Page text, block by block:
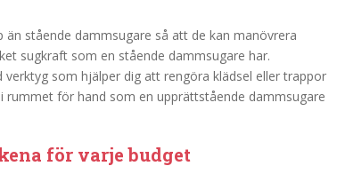
stående dammsugare så att de kan manövrera
sugkraft som en stående dammsugare har.
som hjälper dig att rengöra klädsel eller trappor
för hand som en upprättstående dammsugare
för varje budget